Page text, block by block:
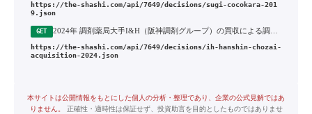
https://the-shashi.com/api/7649/decisions/sugi-cocokara-201
9.json
GET
https://the-shashi.com/api/7649/decisions/ih-hanshin-chozai-
acquisition-2024.json
本サイトは公開情報をもとにした個人の分析・整理であり、企業の公式見解ではあ
りません。
正確性・適時性は保証せず、投資助言を目的としたものではありませ